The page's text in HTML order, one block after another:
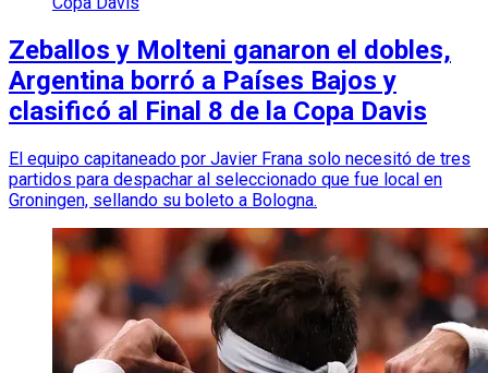
Zeballos y Molteni ganaron el dobles,
Argentina borró a Países Bajos y
clasificó al Final 8 de la Copa Davis
El equipo capitaneado por Javier Frana solo necesitó de tres
partidos para despachar al seleccionado que fue local en
Groningen, sellando su boleto a Bologna.